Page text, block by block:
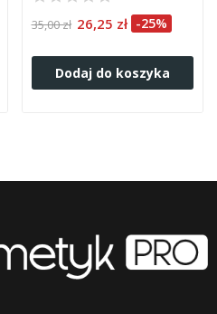
35,00 zł 26,25 zł -25%
Dodaj do koszyka